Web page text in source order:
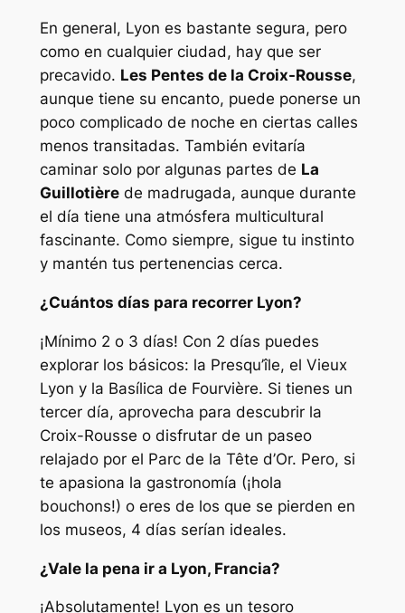
En general, Lyon es bastante segura, pero
como en cualquier ciudad, hay que ser
precavido. Les Pentes de la Croix-Rousse,
aunque tiene su encanto, puede ponerse un
poco complicado de noche en ciertas calles
menos transitadas. También evitaría
caminar solo por algunas partes de La
Guillotièrede madrugada, aunque durante
el día tiene una atmósfera multicultural
fascinante. Como siempre, sigue tu instinto
y mantén tus pertenencias cerca.
¿Cuántos días para recorrer Lyon?
¡Mínimo 2 o 3 días! Con 2 días puedes
explorar los básicos: la Presqu’île, el Vieux
Lyon y la Basílica de Fourvière. Si tienes un
tercer día, aprovecha para descubrir la
Croix-Rousse o disfrutar de un paseo
relajado por el Parc de la Tête d’Or. Pero, si
te apasiona la gastronomía (¡hola
bouchons!) o eres de los que se pierden en
los museos, 4 días serían ideales.
¿Vale la pena ir a Lyon, Francia?
¡Absolutamente! Lyon es un tesoro